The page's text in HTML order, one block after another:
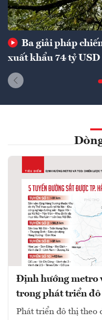
Ba giải pháp
xuất khẩu 74 tỷ USD
Định hướng metro
trong phát triển đô
Phát triển đô thị theo